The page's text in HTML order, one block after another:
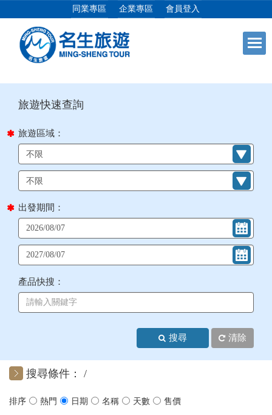
同業專區 企業專區 會員登入
日本專館 +
郵輪假期
海島假期 +
韓國
東南亞 +
美加紐澳 +
+
客製化行程
目前位置： 首頁 列表
旅遊區域：
出發期間：
產品快搜：
搜尋 清除
搜尋條件：